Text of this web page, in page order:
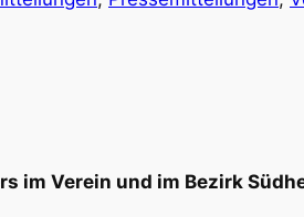
im Verein und im Bezirk